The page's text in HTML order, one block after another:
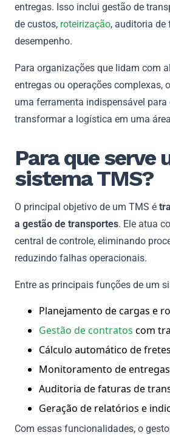
entregas. Isso inclui gestão de
de custos, roteirização, auditoria de
desempenho.
Para organizações que lidam com
entregas ou operações complexas,
uma ferramenta indispensável
transformar a logística em uma
Para que serve
sistema TMS?
O principal objetivo de um TMS é
a gestão de transportes. Ele atua
central de controle, eliminando
reduzindo falhas operacionais.
Entre as principais funções de um
Planejamento de cargas e
Gestão de contratos com
Cálculo automático de
Monitoramento de
Auditoria de faturas de
Geração de relatórios e
Com essas funcionalidades, o